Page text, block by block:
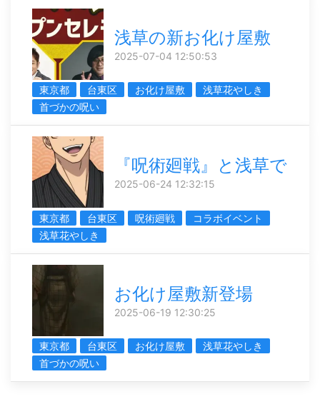
浅草の新お化け屋敷
2025-07-04 12:50:53
東京都 台東区 お化け屋敷
浅草花やしき
首づかの呪い
『呪術廻戦』と浅草で
2025-06-24 12:32:15
東京都 台東区 呪術廻戦
コラボイベント
浅草花やしき
お化け屋敷新登場
2025-06-19 12:30:25
東京都 台東区 お化け屋敷
浅草花やしき
首づかの呪い